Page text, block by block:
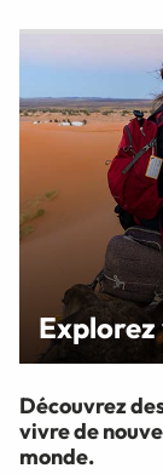
Découvrez
vivre de
monde.